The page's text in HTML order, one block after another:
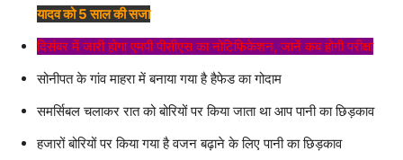
यादव को 5 साल की सजा
दिसंबर में जारी होगा एमपी पीसीएस का नोटिफिकेशन, जानें कब होगी परीक्षा
सोनीपत के गांव माहरा में बनाया गया है हैफेड का गोदाम
समर्सिबल चलाकर रात को बोरियों पर किया जाता था आप पानी का छिड़काव
हजारों बोरियों पर किया गया है वजन बढ़ाने के लिए पानी का छिड़काव